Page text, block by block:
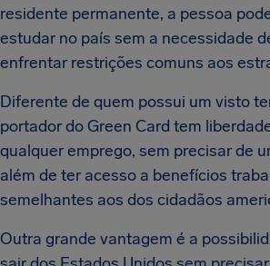
residente permanente, a pessoa
estudar no país sem a necessidade
enfrentar restrições comuns aos
Diferente de quem possui um visto
portador do Green Card tem
qualquer emprego, sem precisar de
além de ter acesso a benefícios
semelhantes aos dos cidadãos
Outra grande vantagem é a